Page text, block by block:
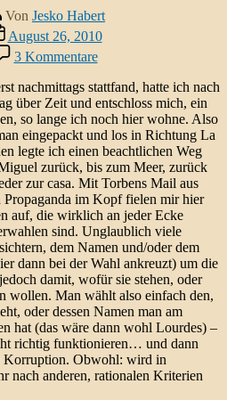
Von Jesko Habert
August 26, 2010
3 Kommentarezu
El
pueblo
libre
y
la
demografia
nachmittags stattfand, hatte ich nach
über Zeit und entschloss mich, ein
so lange ich noch hier wohne. Also
eingepackt und los in Richtung La
legte ich einen beachtlichen Weg
zurück, bis zum Meer, zurück
zur casa. Mit Torbens Mail aus
im Kopf fielen mir hier
auf, die wirklich an jeder Ecke
sind. Unglaublich viele
dem Namen und/oder dem
dann bei der Wahl ankreuzt) um die
damit, wofür sie stehen, oder
wollen. Man wählt also einfach den,
oder dessen Namen man am
hat (das wäre dann wohl Lourdes) –
richtig funktionieren… und dann
Korruption. Obwohl: wird in
nach anderen, rationalen Kriterien